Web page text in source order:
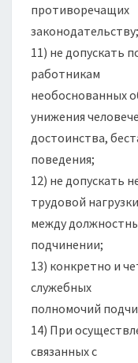
противоречащих
законодательству;
11) не допускать
работникам
необоснованных
унижения
достоинства,
поведения;
12) не допускать
трудовой нагрузки
между
подчинении;
13) конкретно и
служебных
полномочий
14) При
связанных с